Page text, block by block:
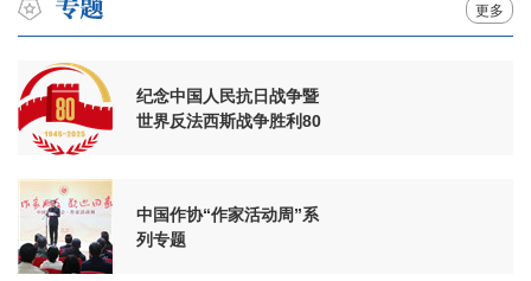
更多
纪念中国人民抗日战争暨
世界反法西斯战争胜利80
中国作协“作家活动周”系
列专题